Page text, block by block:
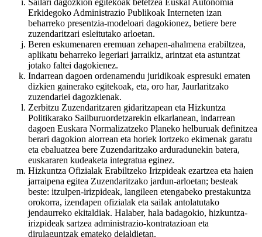
Erkidegoko Administrazio Publikoak Interneten izan
beharreko presentzia-modeloari dagokionez, betiere bere
zuzendaritzari esleitutako arloetan.
Beren eskumenaren eremuan zehapen-ahalmena erabiltzea,
aplikatu beharreko legeriari jarraikiz, arintzat eta astuntzat
jotako faltei dagokienez.
Indarrean dagoen ordenamendu juridikoak espresuki ematen
dizkien gainerako egitekoak, eta, oro har, Jaurlaritzako
zuzendariei dagozkienak.
Zerbitzu Zuzendaritzaren gidaritzapean eta Hizkuntza
Politikarako Sailburuordetzarekin elkarlanean, indarrean
dagoen Euskara Normalizatzeko Planeko helburuak definitzea
berari dagokion alorrean eta horiek lortzeko ekimenak garatu
eta ebaluatzea bere Zuzendaritzako arduradunekin batera,
euskararen kudeaketa integratua eginez.
Hizkuntza Ofizialak Erabiltzeko Irizpideak ezartzea eta haien
jarraipena egitea Zuzendaritzako jardun-arloetan; besteak
beste: itzulpen-irizpideak, langileen etengabeko prestakuntza
orokorra, izendapen ofizialak eta sailak antolatutako
jendaurreko ekitaldiak. Halaber, hala badagokio, hizkuntza-
irizpideak sartzea administrazio-kontratazioan eta
dirulaguntzak emateko deialdietan.